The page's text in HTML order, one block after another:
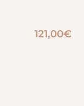
121,00€